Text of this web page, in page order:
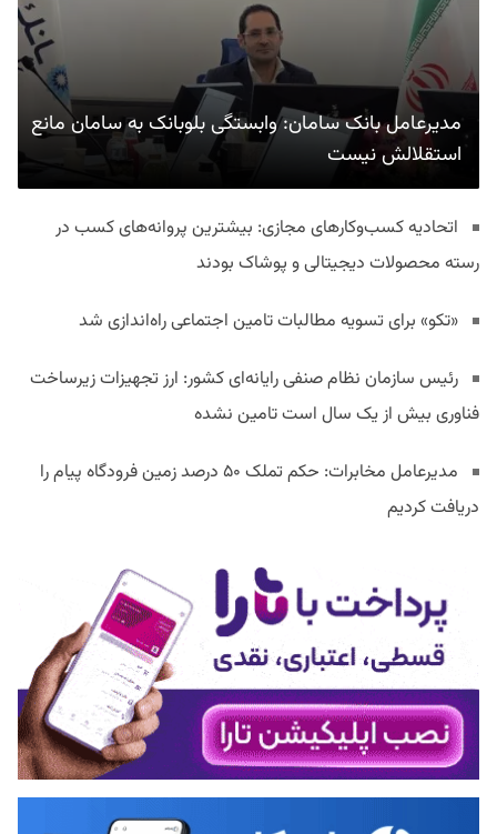
مدیرعامل بانک سامان: وابستگی بلوبانک به سامان مانع
استقلالش نیست
اتحادیه کسب‌وکارهای مجازی: بیشترین پروانه‌های کسب در
رسته محصولات دیجیتالی و پوشاک بودند
«تکو» برای تسویه مطالبات تامین اجتماعی راه‌اندازی شد
رئیس سازمان نظام صنفی رایانه‌ای کشور: ارز تجهیزات زیرساخت
فناوری بیش از یک سال است تامین نشده
مدیرعامل مخابرات: حکم تملک ۵۰ درصد زمین فرودگاه پیام را
دریافت کردیم